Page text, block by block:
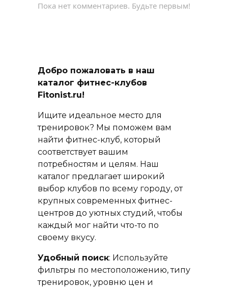
Пока нет комментариев. Будьте первым!
Добро пожаловать в наш
каталог фитнес-клубов
Fitonist.ru!
Ищите идеальное место для
тренировок? Мы поможем вам
найти фитнес-клуб, который
соответствует вашим
потребностям и целям. Наш
каталог предлагает широкий
выбор клубов по всему городу, от
крупных современных фитнес-
центров до уютных студий, чтобы
каждый мог найти что-то по
своему вкусу.
Удобный поиск: Используйте
фильтры по местоположению, типу
тренировок, уровню цен и